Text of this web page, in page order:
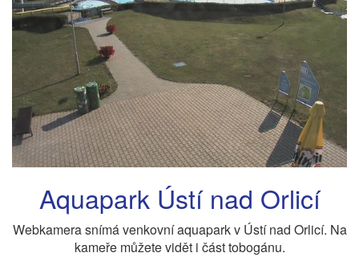
Aquapark Ústí nad Orlicí
Webkamera snímá venkovní aquapark v Ústí nad Orlicí. Na
kameře můžete vidět i část tobogánu.